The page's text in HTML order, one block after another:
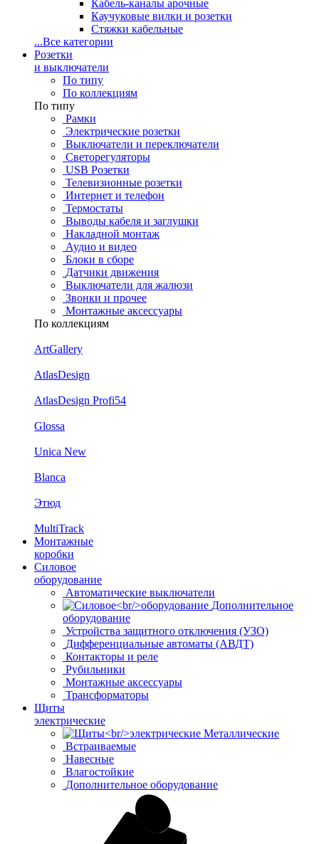
Кабель-каналы арочные
Каучуковые вилки и розетки
Стяжки кабельные
...Все категории
Розетки
и выключатели
По типу
По коллекциям
По типу
Рамки
Электрические розетки
Выключатели и переключатели
Светорегуляторы
USB Розетки
Телевизионные розетки
Интернет и телефон
Термостаты
Выводы кабеля и заглушки
Накладной монтаж
Аудио и видео
Блоки в сборе
Датчики движения
Выключатели для жалюзи
Звонки и прочее
Монтажные аксессуары
По коллекциям
ArtGallery
AtlasDesign
AtlasDesign Profi54
Glossa
Unica New
Blanca
Этюд
MultiTrack
Монтажные
коробки
Силовое
оборудование
Автоматические выключатели
Дополнительное
оборудование
Устройства защитного отключения (УЗО)
Дифференциальные автоматы (АВДТ)
Контакторы и реле
Рубильники
Монтажные аксессуары
Трансформаторы
Щиты
электрические
Металлические
Встраиваемые
Навесные
Влагостойкие
Дополнительное оборудование